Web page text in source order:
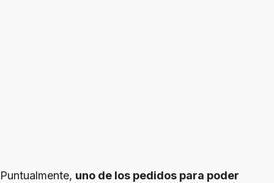
Puntualmente, uno de los pedidos para poder